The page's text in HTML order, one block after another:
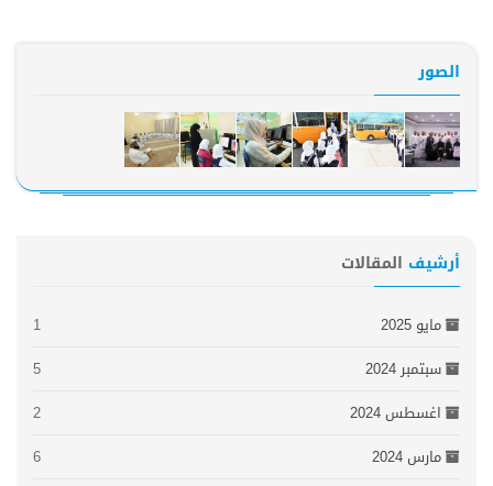
الصور
أرشيف المقالات
مايو 2025
1
سبتمبر 2024
5
اغسطس 2024
2
مارس 2024
6